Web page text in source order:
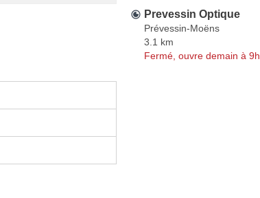
Prevessin Optique
Prévessin-Moëns
3.1 km
Fermé, ouvre demain à 9h